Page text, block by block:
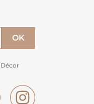
Pinterest